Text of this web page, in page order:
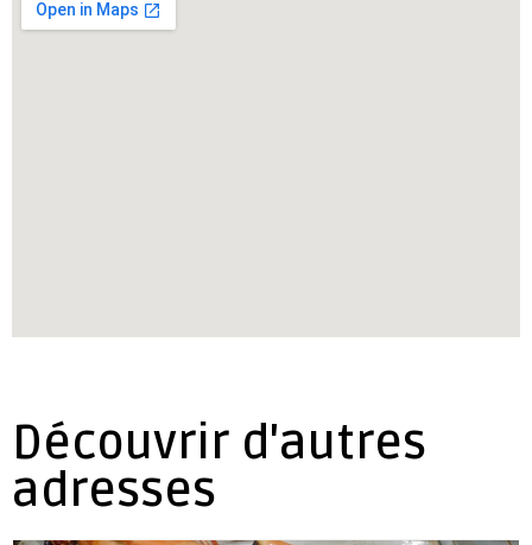
Découvrir d'autres
adresses